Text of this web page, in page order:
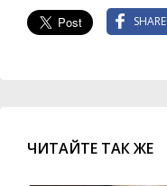
SHARE
ЧИТАЙТЕ ТАК ЖЕ